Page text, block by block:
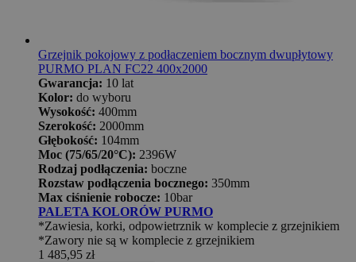
Grzejnik pokojowy z podłaczeniem bocznym dwupłytowy
PURMO PLAN FC22 400x2000
Gwarancja: 10 lat
Kolor: do wyboru
Wysokość: 400mm
Szerokość: 2000mm
Głębokość: 104mm
Moc (75/65/20°C): 2396W
Rodzaj podłączenia: boczne
Rozstaw podłączenia bocznego: 350mm
Max ciśnienie robocze: 10bar
PALETA KOLORÓW PURMO
*Zawiesia, korki, odpowietrznik w komplecie z grzejnikiem
*Zawory nie są w komplecie z grzejnikiem
1 485,95 zł